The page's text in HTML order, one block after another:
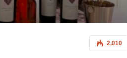
2,010